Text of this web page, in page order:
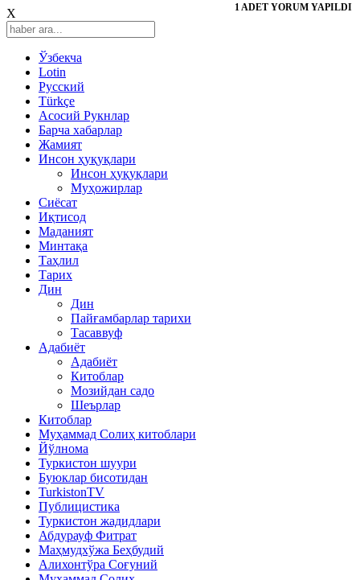
X
Ўзбекча
Lotin
Русский
Türkçe
Асосий Рукнлар
Барча хабарлар
Жамият
Инсон ҳуқуқлари
Инсон ҳуқуқлари
Муҳожирлар
Сиёсат
Иқтисод
Mаданият
Минтақа
Таҳлил
Тарих
Дин
Дин
Пайғамбарлар тарихи
Тасаввуф
Адабиёт
Адабиёт
Китоблар
Мозийдан садо
Шеърлар
Китоблар
Муҳаммад Солиҳ китоблари
Йўлнома
Туркистон шуури
Буюклар бисотидан
TurkistonTV
Публицистика
Туркистон жадидлари
Абдурауф Фитрат
Маҳмудхўжа Беҳбудий
Алихонтўра Соғуний
1 ADET YORUM YAPILDI